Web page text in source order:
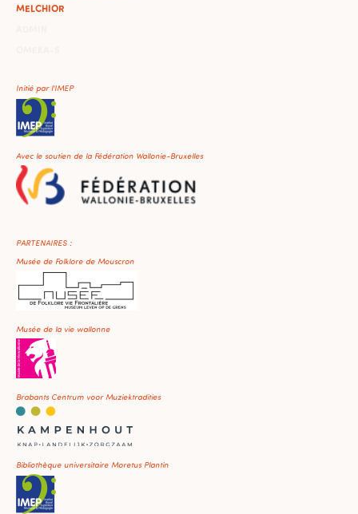
MELCHIOR
Initié par l'IMEP
Avec le soutien de la Fédération Wallonie-Bruxelles
PARTENAIRES :
Musée de Folklore de Mouscron
Musée de la vie wallonne
Brabants Centrum voor Muziektradities
Bibliothèque universitaire Moretus Plantin